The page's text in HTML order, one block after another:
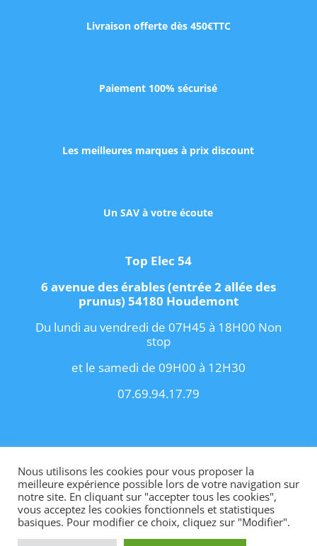
Livraison offerte dès 450€TTC
Paiement 100% sécurisé
Les meilleures marques à prix discount
Un SAV à votre écoute
Top Elec 54
6 avenue des érables (entrée 2 allée des
prunus) 54180 Houdemont
Du lundi au vendredi de 07H45 à 18H00 Non
stop
et le samedi de 09H00 à 12H30
07.69.94.17.79
Copyright 2021 IConditions Générales de
VenteIContact
Site internet créé par OhMyConcept.fr
Nous utilisons les cookies pour vous proposer la
meilleure expérience possible lors de votre navigation sur
notre site. En cliquant sur "accepter tous les cookies",
vous acceptez les cookies fonctionnels et statistiques
basiques. Pour modifier ce choix, cliquez sur "Modifier".